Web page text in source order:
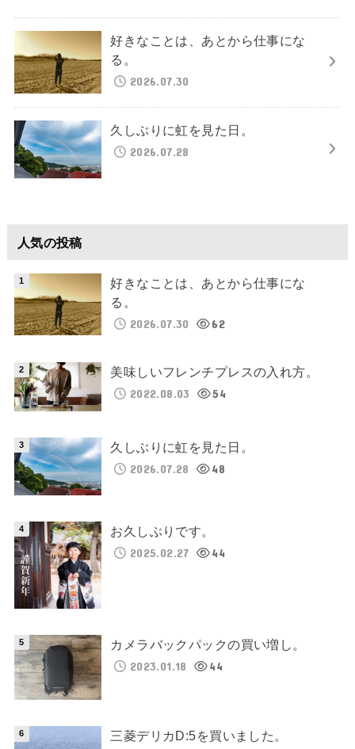
好きなことは、あとから仕事にな
る。
2026.07.30
久しぶりに虹を見た日。
2026.07.28
人気の投稿
好きなことは、あとから仕事にな
る。
2026.07.30
62
美味しいフレンチプレスの入れ方。
2022.08.03
54
久しぶりに虹を見た日。
2026.07.28
48
お久しぶりです。
2025.02.27
44
カメラバックパックの買い増し。
2023.01.18
44
三菱デリカD:5を買いました。